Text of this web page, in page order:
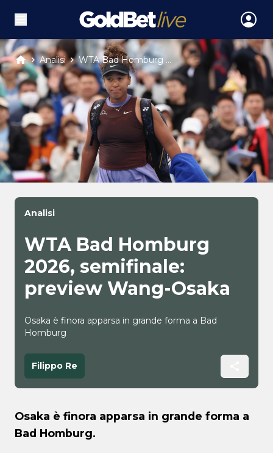
Analisi WTA Bad Homburg ...
Analisi
WTA Bad Homburg
2026, semifinale:
preview Wang-Osaka
Osaka è finora apparsa in grande forma a Bad
Homburg
Filippo Re
Osaka è finora apparsa in grande forma a
Bad Homburg.